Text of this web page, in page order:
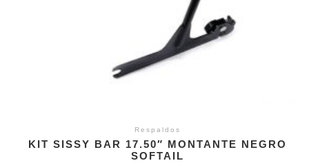
Respaldos
KIT SISSY BAR 17.50″ MONTANTE NEGRO
SOFTAIL